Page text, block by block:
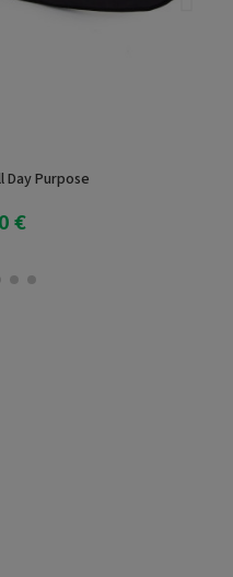
Day Purpose
€